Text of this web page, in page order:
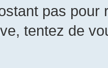
pas pour
tentez de